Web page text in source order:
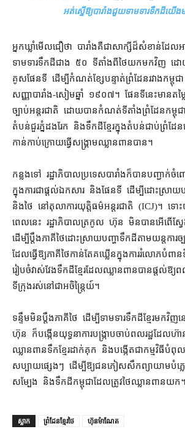
អត់​ស្នើ​ឱ្យ​បារាំង​ជួយ​ទាមទារ​ទឹកដី​យើ
អ្នកឃ្លាំមើល​ជឿ​ថា បារាំង​គឺជា​សាក្សី​ដ៏​សំខាន់​ដែល​អ
ទាមទារ​ទឹកដី​ជាង ៥០ ទីតាំង​ពី​ថៃ​យក​មក​វិញ ដោយស
គូស​ផែនទី ដើម្បី​កំណត់​ខ្សែបន្ទាត់​ព្រំដែន​រវាង​កម្ពុ
សញ្ញា​បារាំង​-​សៀម​ឆ្នាំ ១៩០៧​។ ផែន​ទីនេះ​មានត
ច្បាប់​អន្តរជាតិ ដោយ​បាន​កំណត់​ទីតាំង​ព្រំដែន​កម្ពុ
តំបន់​ជួរ​ភ្នំ​ដងរែក និង​ទឹកដី​ខ្មែរ​ក្នុង​តំបន់​ជាប់​ព្រំដែ
កាន់​កាប់​ក្រោយ​ធ្វើសង្គ្រាម​ឈ្លានពាន​បាន។
កន្លងទៅ រដ្ឋាភិបាល​ប្រទេស​បារាំង​ក៏បាន​បញ្ជាក់​ចំពោះ​
ក្នុង​ការ​ជា​ផ្ដល់​ឯកសារ និង​ផែនទី ដើម្បី​ដោះស្រាយ​បញ្
និង​ថៃ នៅ​តុលាការ​យុត្តិធម៌​អន្តរជាតិ (ICJ)​។
ពេលនេះ រដ្ឋាភិបាល​ត្រកូល ហ៊ុន មិនបាន​អើពើ​ស្វែង
ដើម្បី​ប្ដឹង​ភាគី​ថៃ​ដោះស្រាយ​បញ្ហា​ទឹកដី​តាម​យន្តការ​ច្
ដែល​ធ្វើ​ឱ្យ​ភាគី​ថៃ​កាន់តែ​គឃ្លើន​ក្នុង​ការ​រំលោភបំព
រៀបចំ​វាស់វែង​ទឹកដី​ខ្មែរ​ដែល​ឈ្លានពាន​បាន​ផ្តល់​ឱ្យ​ព
ទីក្រុង​រស់នៅ​ជា​អចិន្ត្រៃយ៍។
ទន្ទឹម​មិន​ប្ដឹង​ភាគី​ថៃ ដើម្បី​ទាមទារ​ទឹកដី​ខ្មែរ​មកវិញ​
ហ៊ុន ក៏​បង្កើន​យុទ្ធនាការ​បង្ក្រាប​ចាប់​ពលរដ្ឋ​ដែល​ហ៊
ឈ្លានពាន​ទឹក​ខ្មែរ​ដាក់គុក និង​បង្កើត​ជា​កម្មវិធី​បំ
សប្បាយ​ផ្សេងៗ ដើម្បី​ឱ្យ​ជនភៀសសឹក​ព្យាយាម​បំភ្លេ
សម្បែង និង​ទឹកដី​កម្ពុជា​ដែល​ត្រូវ​ថៃ​ឈ្លានពាន​យក
ស្លាក ព្រំដែនខ្មែរថៃ ហ៊ុនម៉ាណែត